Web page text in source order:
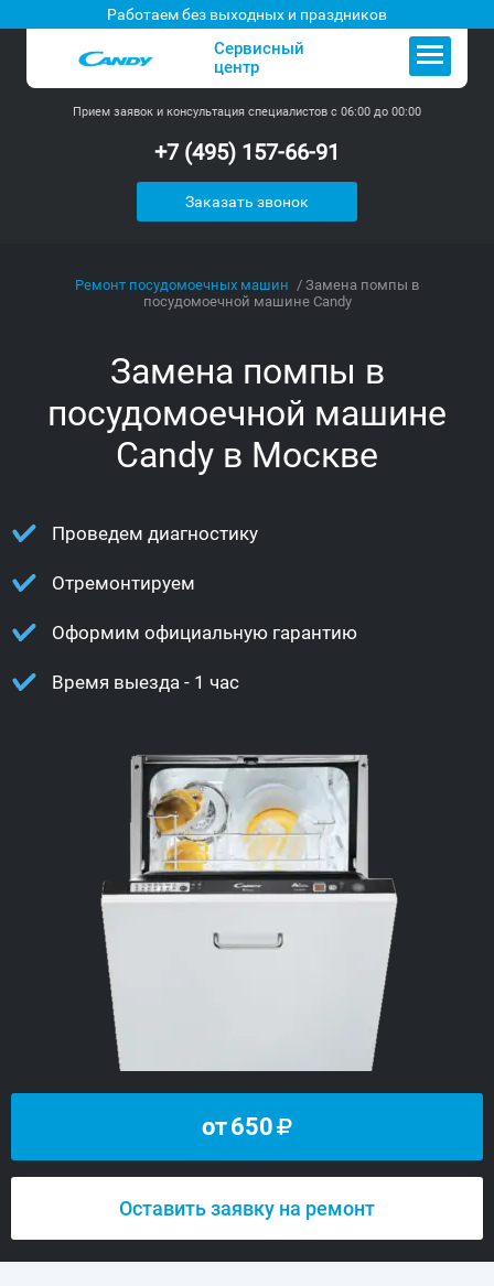
Работаем без выходных и праздников
Сервисный
центр
Прием заявок и консультация специалистов с 06:00 до 00:00
+7 (495) 157-66-91
Заказать звонок
Ремонт посудомоечных машин
Замена помпы в
посудомоечной машине Candy
Замена помпы в
посудомоечной машине
Candy в Москве
Проведем диагностику
Отремонтируем
Оформим официальную гарантию
Время выезда - 1 час
от650
Оставить заявку на ремонт